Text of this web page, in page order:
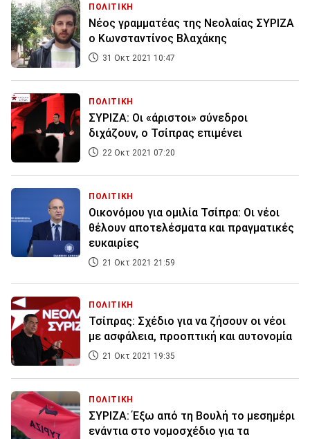
ΠΟΛΙΤΙΚΗ
Νέος γραμματέας της Νεολαίας ΣΥΡΙΖΑ
ο Κωνσταντίνος Βλαχάκης
31 Οκτ 2021 10:47
ΠΟΛΙΤΙΚΗ
ΣΥΡΙΖΑ: Οι «άριστοι» σύνεδροι
διχάζουν, ο Τσίπρας επιμένει
22 Οκτ 2021 07:20
ΠΟΛΙΤΙΚΗ
Οικονόμου για ομιλία Τσίπρα: Οι νέοι
θέλουν αποτελέσματα και πραγματικές
ευκαιρίες
21 Οκτ 2021 21:59
ΠΟΛΙΤΙΚΗ
Τσίπρας: Σχέδιο για να ζήσουν οι νέοι
με ασφάλεια, προοπτική και αυτονομία
21 Οκτ 2021 19:35
ΠΟΛΙΤΙΚΗ
ΣΥΡΙΖΑ: Έξω από τη Βουλή το μεσημέρι
ενάντια στο νομοσχέδιο για τα